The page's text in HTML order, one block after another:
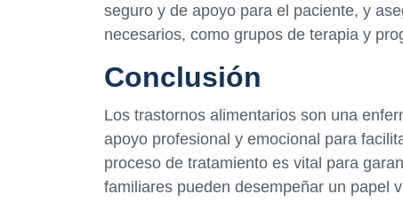
seguro y de apoyo para el paciente, y
necesarios, como grupos de terapia y
Conclusión
Los trastornos alimentarios son una
apoyo profesional y emocional para
proceso de tratamiento es vital para
familiares pueden desempeñar un papel